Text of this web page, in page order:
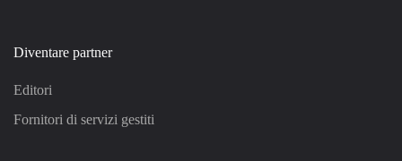
Diventare partner
Editori
Fornitori di servizi gestiti